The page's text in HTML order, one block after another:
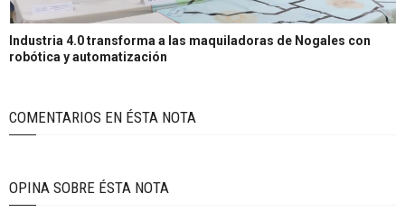
Industria 4.0 transforma a las maquiladoras de Nogales con
robótica y automatización
COMENTARIOS EN ÉSTA NOTA
OPINA SOBRE ÉSTA NOTA